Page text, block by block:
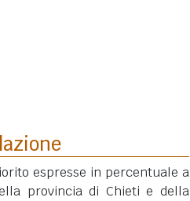
espresse in percentuale a
provincia di Chieti e della